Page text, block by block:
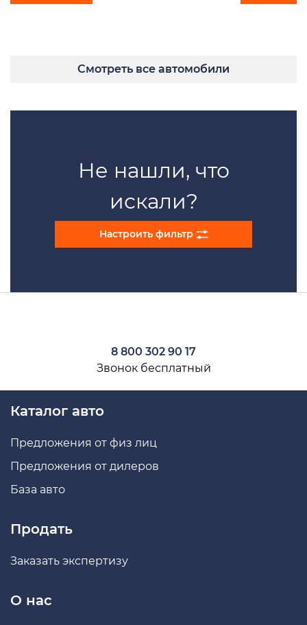
Смотреть все автомобили
Не нашли, что
искали?
Настроить фильтр
8 800 302 90 17
Звонок бесплатный
Каталог авто
Предложения от физ лиц
Предложения от дилеров
База авто
Продать
Заказать экспертизу
О нас